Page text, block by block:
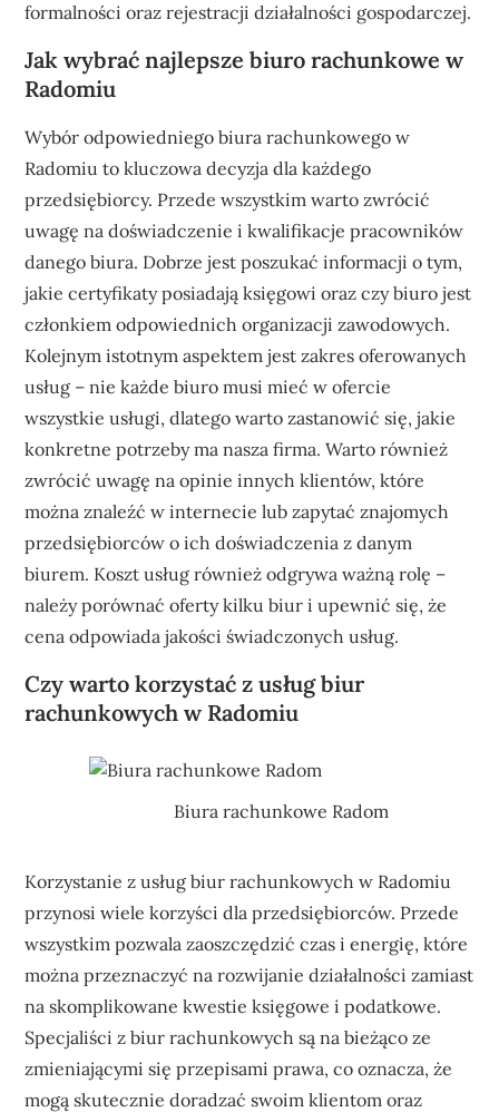
formalności oraz rejestracji działalności gospodarczej.
Jak wybrać najlepsze biuro rachunkowe w
Radomiu
Wybór odpowiedniego biura rachunkowego w
Radomiu to kluczowa decyzja dla każdego
przedsiębiorcy. Przede wszystkim warto zwrócić
uwagę na doświadczenie i kwalifikacje pracowników
danego biura. Dobrze jest poszukać informacji o tym,
jakie certyfikaty posiadają księgowi oraz czy biuro jest
członkiem odpowiednich organizacji zawodowych.
Kolejnym istotnym aspektem jest zakres oferowanych
usług – nie każde biuro musi mieć w ofercie
wszystkie usługi, dlatego warto zastanowić się, jakie
konkretne potrzeby ma nasza firma. Warto również
zwrócić uwagę na opinie innych klientów, które
można znaleźć w internecie lub zapytać znajomych
przedsiębiorców o ich doświadczenia z danym
biurem. Koszt usług również odgrywa ważną rolę –
należy porównać oferty kilku biur i upewnić się, że
cena odpowiada jakości świadczonych usług.
Czy warto korzystać z usług biur
rachunkowych w Radomiu
Biura rachunkowe Radom
Korzystanie z usług biur rachunkowych w Radomiu
przynosi wiele korzyści dla przedsiębiorców. Przede
wszystkim pozwala zaoszczędzić czas i energię, które
można przeznaczyć na rozwijanie działalności zamiast
na skomplikowane kwestie księgowe i podatkowe.
Specjaliści z biur rachunkowych są na bieżąco ze
zmieniającymi się przepisami prawa, co oznacza, że
mogą skutecznie doradzać swoim klientom oraz